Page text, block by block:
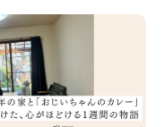
）→ 春日IC →（北近畿豊
）→ 到着 ⸻ ▼京都市内から →
代川IC約35分）→（一般
（北近畿豊岡道 約10分